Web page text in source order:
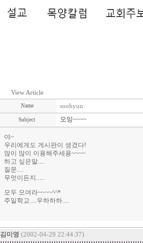
View Article
Name soohyun
Subject 오잉~~~~
야~
우리에게도 게시판이 생겼다!
많이 많이 이용해주세용~~~~
하고 싶은말....
질문....
무엇이든지.....
모두 모여라~~~~^^*
주일학교....우하하하....
김미영 (2002-04-29 22:44:37)